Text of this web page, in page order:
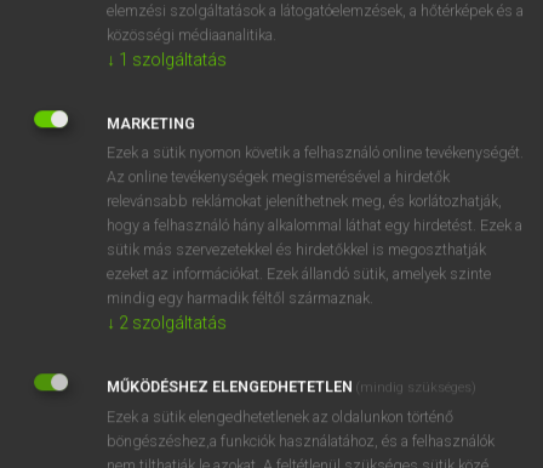
NINCS ELŐFIZETÉSED?
Nincs regisztrációm és előfizetésem. A szótár 2 órás,
díjmentes próbaverziójának elindításához regisztrálok és
belépek.
REGISZTRÁCIÓ
EURÓPAI UNIÓS TERMINOLÓGIAI SZÓTÁR
elemzési szolgáltatások a látogatóelemzések, a hőtérképek és a
közösségi médiaanalitika.
↓ 1 szolgáltatás
MARKETING
Ezek a sütik nyomon követik a felhasználó online tevékenységét.
Az online tevékenységek megismerésével a hirdetők
relevánsabb reklámokat jeleníthetnek meg, és korlátozhatják,
hogy a felhasználó hány alkalommal láthat egy hirdetést. Ezek a
sütik más szervezetekkel és hirdetőkkel is megoszthatják
ezeket az információkat. Ezek állandó sütik, amelyek szinte
mindig egy harmadik féltől származnak.
↓ 2 szolgáltatás
MŰKÖDÉSHEZ ELENGEDHETETLEN (mindig szükséges)
Ezek a sütik elengedhetetlenek az oldalunkon történő
böngészéshez,a funkciók használatához, és a felhasználók